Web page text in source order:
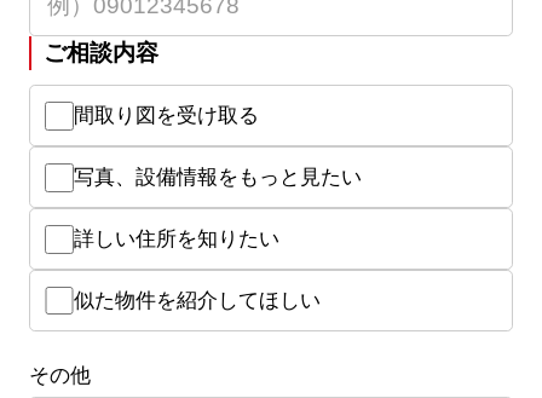
ご相談内容
間取り図を受け取る
写真、設備情報をもっと見たい
詳しい住所を知りたい
似た物件を紹介してほしい
その他